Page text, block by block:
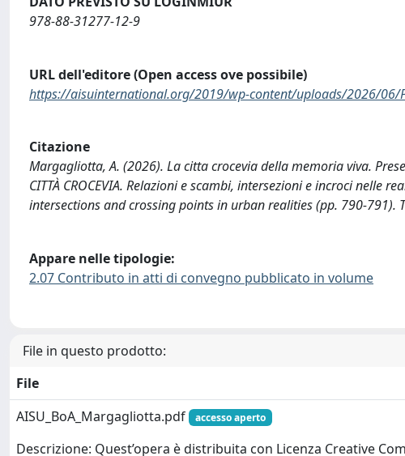
978-88-31277-12-9
URL dell'editore (Open access ove possibile)
https://aisuinternational.org/2019/wp-content/uploads/2026/06/
Citazione
Margagliotta, A. (2026). La citta crocevia della memoria viva.
CITTÀ CROCEVIA. Relazioni e scambi, intersezioni e incroci nelle
intersections and crossing points in urban realities (pp. 790-
Appare nelle tipologie:
2.07 Contributo in atti di convegno pubblicato in volume
File in questo prodotto:
File
AISU_BoA_Margagliotta.pdf
accesso aperto
Descrizione: Quest’opera è distribuita con Licenza Creative